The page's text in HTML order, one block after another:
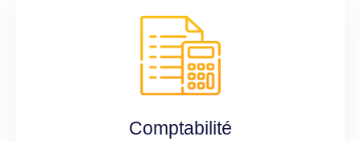
Comptabilité